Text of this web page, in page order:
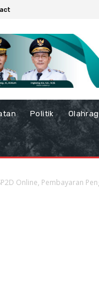
Politik
Online, Pembayaran